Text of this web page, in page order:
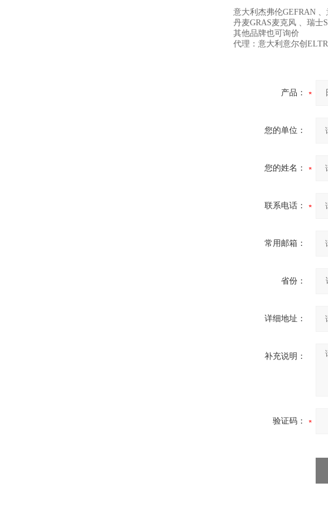
意大利杰弗伦GEFRAN
丹麦GRAS麦克风 、瑞士
其他品牌也可询价
代理：意大利意尔创
产品：
您的单位：
您的姓名：
联系电话：
常用邮箱：
省份：
详细地址：
补充说明：
验证码：